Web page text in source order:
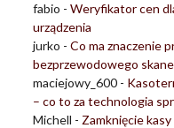
fabio - Weryfikator cen
urządzenia
jurko - Co ma znaczenie
bezprzewodowego
maciejowy_600 -
– co to za technologia
Michell - Zamknięcie